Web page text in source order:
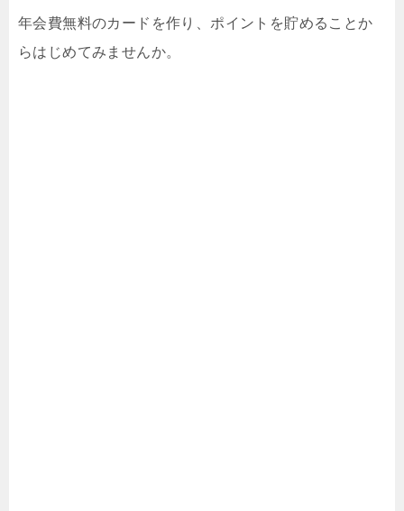
年会費無料のカードを作り、ポイントを貯めることか
らはじめてみませんか。